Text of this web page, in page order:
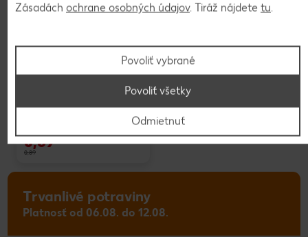
RADOMA
0,69
0,89
Zobraziť ďalšie produkty
Trvanlivé potraviny
Platnosť od 06.08. do 12.08.
Zásadách ochrane osobných údajov. Tiráž nájdete tu.
Povoliť vybrané
Odmietnuť
Povoliť všetky